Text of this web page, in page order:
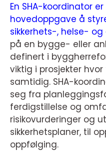
En SHA-koordinator
hovedoppgave å
sikkerhets-, helse-
på en bygge- eller
definert i
viktig i prosjekter
samtidig. SHA-
seg fra
ferdigstillelse og
risikovurderinger og
sikkerhetsplaner, til
oppfølging.